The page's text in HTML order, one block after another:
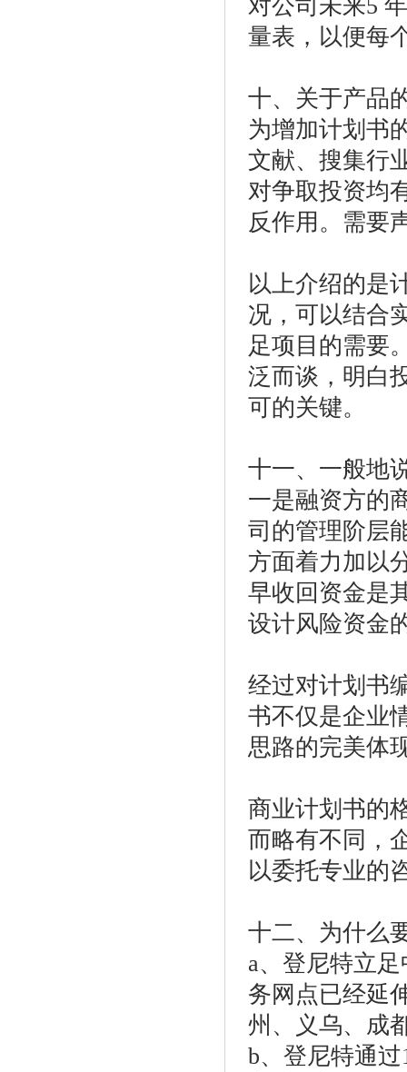
对公司未来5
量表，以便每
十、关于产品
为增加计划书
文献、搜集行
对争取投资均
反作用。需要
以上介绍的是
况，可以结合
足项目的需要
泛而谈，明白
可的关键。
十一、一般地
一是融资方的
司的管理阶层
方面着力加以
早收回资金是
设计风险资金
经过对计划书
书不仅是企业
思路的完美体
商业计划书的
而略有不同，
以委托专业的
十二、为什么
a、登尼特立
务网点已经延
州、义乌、成
b、登尼特通